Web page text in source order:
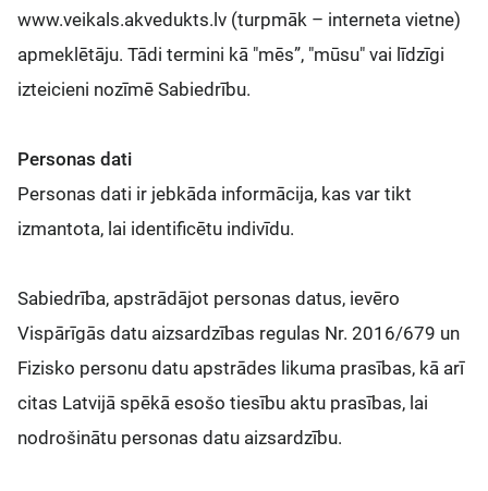
www.veikals.akvedukts.lv (turpmāk – interneta vietne)
apmeklētāju. Tādi termini kā "mēs”, "mūsu" vai līdzīgi
izteicieni nozīmē Sabiedrību.
Personas dati
Personas dati ir jebkāda informācija, kas var tikt
izmantota, lai identificētu indivīdu.
Sabiedrība, apstrādājot personas datus, ievēro
Vispārīgās datu aizsardzības regulas Nr. 2016/679 un
Fizisko personu datu apstrādes likuma prasības, kā arī
citas Latvijā spēkā esošo tiesību aktu prasības, lai
nodrošinātu personas datu aizsardzību.